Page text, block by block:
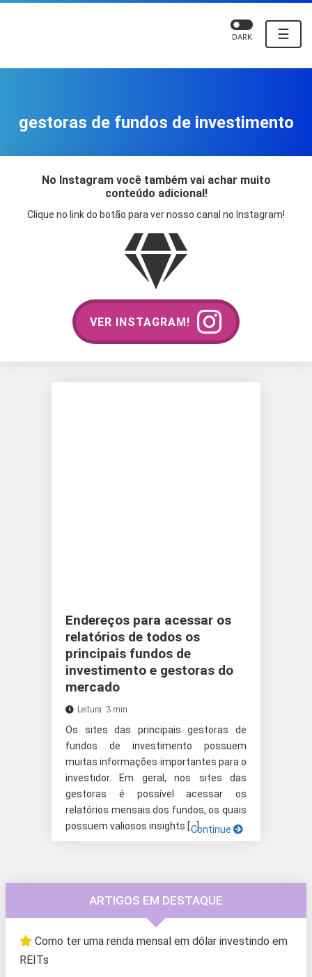
☰
DARK
gestoras de fundos de investimento
No Instagram você também vai achar muito
conteúdo adicional!
Clique no link do botão para ver nosso canal no Instagram!
VER INSTAGRAM!
Endereços para acessar os
relatórios de todos os
principais fundos de
investimento e gestoras do
mercado
Leitura: 3 min
Os sites das principais gestoras de
fundos de investimento possuem
muitas informações importantes para o
investidor. Em geral, nos sites das
gestoras é possível acessar os
relatórios mensais dos fundos, os quais
possuem valiosos insights […]Continue
ARTIGOS EM DESTAQUE
Como ter uma renda mensal em dólar investindo em
REITs